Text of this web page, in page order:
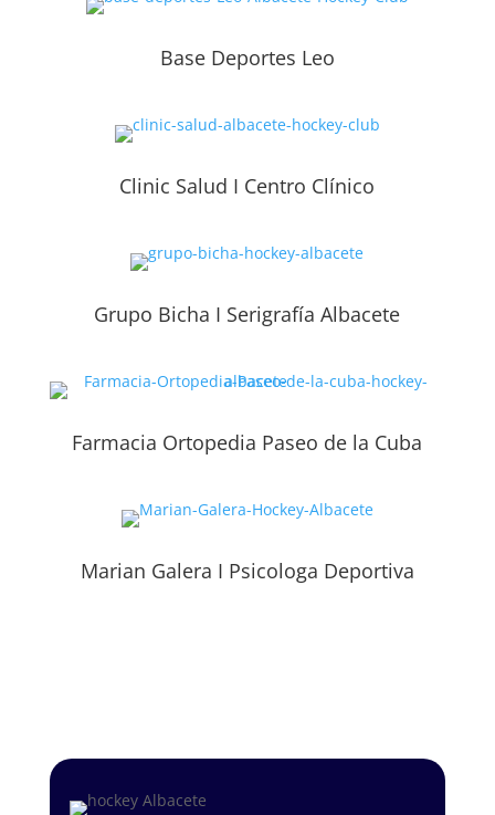
Base Deportes Leo
Clinic Salud I Centro Clínico
Grupo Bicha I Serigrafía Albacete
Farmacia Ortopedia Paseo de la Cuba
Marian Galera I Psicologa Deportiva